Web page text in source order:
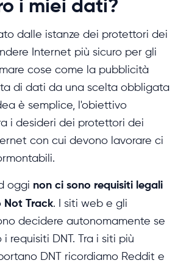
i miei dati?
dalle istanze dei protettori dei
Internet più sicuro per gli
cose come la pubblicità
di dati da una scelta obbligata
è semplice, l'obiettivo
i desideri dei protettori dei
con cui devono lavorare ci
oggi non ci sono requisiti legali
Not Track. I siti web e gli
decidere autonomamente se
requisiti DNT. Tra i siti più
DNT ricordiamo Reddit e